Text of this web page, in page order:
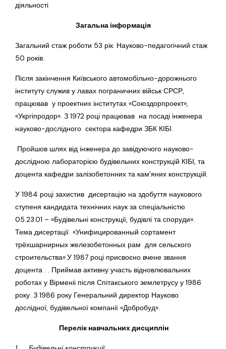
діяльності
Загальна інформація
Загальний стаж роботи 53 рік. Науково-педагогічний стаж
50 років.
Після закінчення Київського автомобільно-дорожнього
інституту служив у лавах пограничних військ СРСР,
працював у проектних інститутах «Союздорпроект»,
«Укргіпродор». З 1972 році працював на посаді інженера
науково-дослідного сектора кафедри ЗБК КІБІ.
Пройшов шлях від інженера до завідуючого науково-
дослідною лабораторією будівельних конструкцій КІБІ, та
доцента кафедри залізобетонних та кам’яних конструкцій.
У 1984 році захистив дисертацію на здобуття наукового
ступеня кандидата технічних наук за спеціальністю
05.23.01 – «Будівельні конструкції, будівлі та споруди».
Тема дисертації «Унифицированный сортамент
трёхшарнирных железобетонных рам для сельского
строительства».У 1987 році присвоєно вчене звання
доцента . . Приймав активну участь відновлювальних
роботах у Вірменіі після Спітакського землетрусу у 1986
року. З 1986 року Генеральний директор Науково
дослідної, будівельної компанії «Добробуд».
Перелік навчальних дисциплін